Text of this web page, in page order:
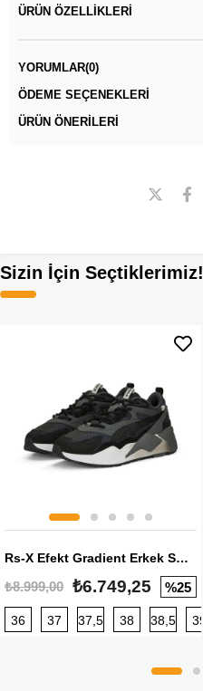
ÜRÜN ÖZELLIKLERI
YORUMLAR(0)
ÖDEME SEÇENEKLERI
ÜRÜN ÖNERILERI
Sizin İçin Seçtiklerimiz!
Rs-X Efekt Gradient Erkek Sneaker
₺8.999,00 ₺6.749,25 %25
36 37 37,5 38 38,5 39